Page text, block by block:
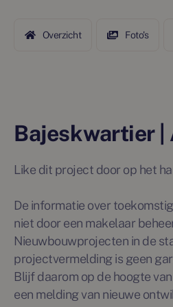
Overzicht Foto's
Bajeskwartier |
Like dit project door op het
De informatie over
niet door een makelaar
Nieuwbouwprojecten in de
projectvermelding is geen
Blijf daarom op de hoogte
een melding van nieuwe